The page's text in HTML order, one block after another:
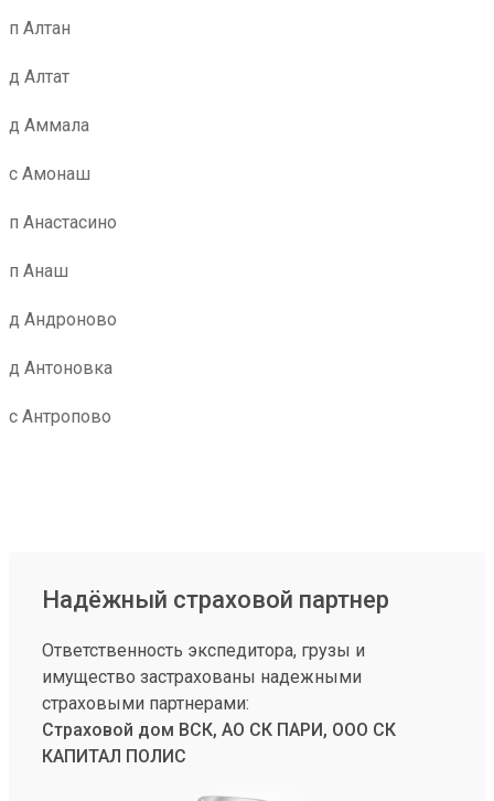
п Алтан
д Алтат
д Аммала
с Амонаш
п Анастасино
п Анаш
д Андроново
д Антоновка
с Антропово
Надёжный страховой партнер
Ответственность экспедитора, грузы и
имущество застрахованы надежными
страховыми партнерами:
Страховой дом ВСК, АО СК ПАРИ, ООО СК
КАПИТАЛ ПОЛИС